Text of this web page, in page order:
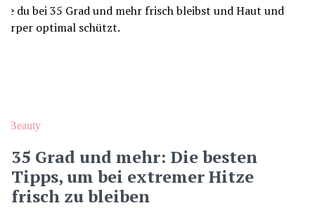
Beauty
35 Grad und mehr: Die besten
Tipps, um bei extremer Hitze
frisch zu bleiben